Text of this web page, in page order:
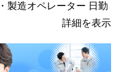
製造オペレーター 日勤
詳細を表示